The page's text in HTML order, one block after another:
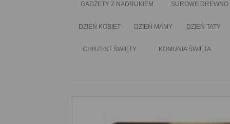
GADŻETY Z NADRUKIEM SUROWE DREWNO
DZIEŃ KOBIET DZIEŃ MAMY DZIEŃ TATY
CHRZEST ŚWIĘTY KOMUNIA ŚWIĘTA